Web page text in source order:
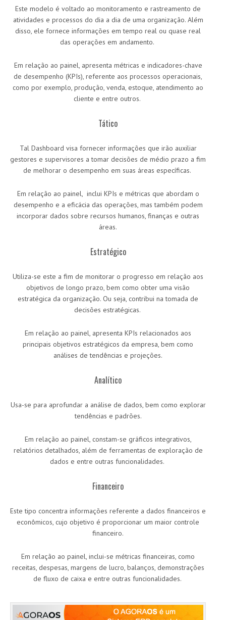
Este modelo é voltado ao monitoramento e rastreamento de
atividades e processos do dia a dia de uma organização. Além
disso, ele fornece informações em tempo real ou quase real
das operações em andamento.
Em relação ao painel, apresenta métricas e indicadores-chave
de desempenho (KPIs), referente aos processos operacionais,
como por exemplo, produção, venda, estoque, atendimento ao
cliente e entre outros.
Tático
Tal Dashboard visa fornecer informações que irão auxiliar
gestores e supervisores a tomar decisões de médio prazo a fim
de melhorar o desempenho em suas áreas específicas.
Em relação ao painel, inclui KPIs e métricas que abordam o
desempenho e a eficácia das operações, mas também podem
incorporar dados sobre recursos humanos, finanças e outras
áreas.
Estratégico
Utiliza-se este a fim de monitorar o progresso em relação aos
objetivos de longo prazo, bem como obter uma visão
estratégica da organização. Ou seja, contribui na tomada de
decisões estratégicas.
Em relação ao painel, apresenta KPIs relacionados aos
principais objetivos estratégicos da empresa, bem como
análises de tendências e projeções.
Analítico
Usa-se para aprofundar a análise de dados, bem como explorar
tendências e padrões.
Em relação ao painel, constam-se gráficos integrativos,
relatórios detalhados, além de ferramentas de exploração de
dados e entre outras funcionalidades.
Financeiro
Este tipo concentra informações referente a dados financeiros e
econômicos, cujo objetivo é proporcionar um maior controle
financeiro.
Em relação ao painel, inclui-se métricas financeiras, como
receitas, despesas, margens de lucro, balanços, demonstrações
de fluxo de caixa e entre outras funcionalidades.